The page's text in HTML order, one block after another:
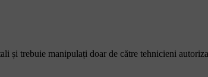
și trebuie manipulați doar de către tehnicieni